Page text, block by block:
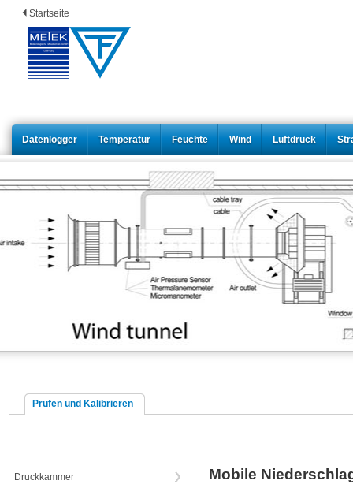
Startseite
Datenlogger Temperatur Feuchte Wind Luftdruck
Prüfen und Kalibrieren
Druckkammer Mobile